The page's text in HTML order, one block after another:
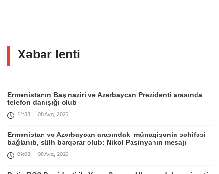
Xəbər lenti
Ermənistanın Baş naziri və Azərbaycan Prezidenti arasında
telefon danışığı olub
12:33 08 Avq, 2026
Ermənistan və Azərbaycan arasındakı münaqişənin səhifəsi
bağlanıb, sülh bərqərar olub: Nikol Paşinyanın mesajı
09:08 08 Avq, 2026